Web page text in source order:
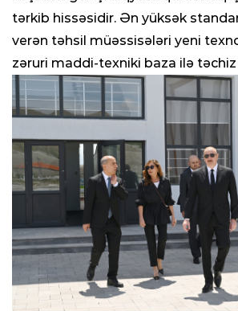
tərkib hissəsidir. Ən yüksək
verən təhsil müəssisələri yeni
zəruri maddi-texniki baza ilə təchiz